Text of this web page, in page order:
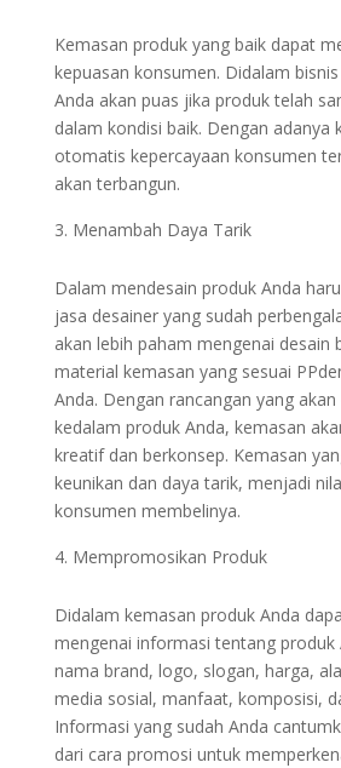
Kemasan produk yang baik dapat
kepuasan konsumen. Didalam
Anda akan puas jika produk telah
dalam kondisi baik. Dengan adanya
otomatis kepercayaan konsumen
akan terbangun.
Menambah Daya Tarik
Dalam mendesain produk Anda
jasa desainer yang sudah
akan lebih paham mengenai desain
material kemasan yang sesuai
Anda. Dengan rancangan yang
kedalam produk Anda, kemasan
kreatif dan berkonsep. Kemasan
keunikan dan daya tarik, menjadi
konsumen membelinya.
Mempromosikan Produk
Didalam kemasan produk Anda
mengenai informasi tentang produk
nama brand, logo, slogan, harga,
media sosial, manfaat, komposisi,
Informasi yang sudah Anda
dari cara promosi untuk